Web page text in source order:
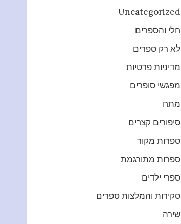
Uncategorized
חלי והספרים
לא רק ספרים
מדיניות פרטיות
מפגשי סופרים
מתח
סיפורים קצרים
ספרות מקור
ספרות מתורגמת
ספרי ילדים
סקירות והמלצות ספרים
שירה